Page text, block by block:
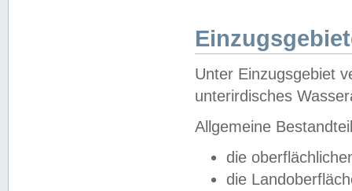
Unter Einzugsgebiet
unterirdisches
Allgemeine
die
die